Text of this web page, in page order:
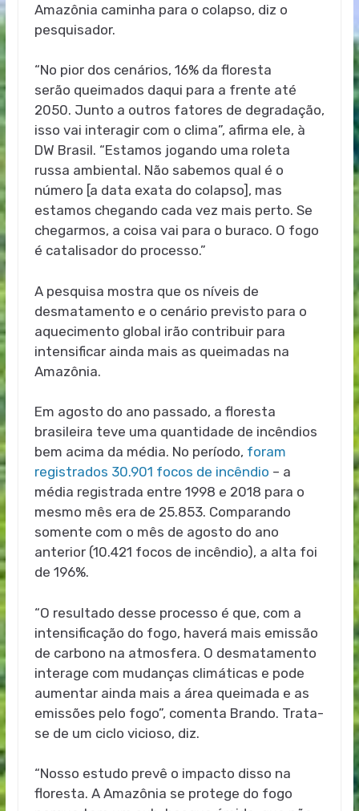
Amazônia caminha para o colapso, diz o
pesquisador.
“No pior dos cenários, 16% da floresta
serão queimados daqui para a frente até
2050. Junto a outros fatores de degradação,
isso vai interagir com o clima”, afirma ele, à
DW Brasil. “Estamos jogando uma roleta
russa ambiental. Não sabemos qual é o
número [a data exata do colapso], mas
estamos chegando cada vez mais perto. Se
chegarmos, a coisa vai para o buraco. O fogo
é catalisador do processo.”
A pesquisa mostra que os níveis de
desmatamento e o cenário previsto para o
aquecimento global irão contribuir para
intensificar ainda mais as queimadas na
Amazônia.
Em agosto do ano passado, a floresta
brasileira teve uma quantidade de incêndios
bem acima da média. No período, foram
registrados 30.901 focos de incêndio – a
média registrada entre 1998 e 2018 para o
mesmo mês era de 25.853. Comparando
somente com o mês de agosto do ano
anterior (10.421 focos de incêndio), a alta foi
de 196%.
“O resultado desse processo é que, com a
intensificação do fogo, haverá mais emissão
de carbono na atmosfera. O desmatamento
interage com mudanças climáticas e pode
aumentar ainda mais a área queimada e as
emissões pelo fogo”, comenta Brando. Trata-
se de um ciclo vicioso, diz.
“Nosso estudo prevê o impacto disso na
floresta. A Amazônia se protege do fogo